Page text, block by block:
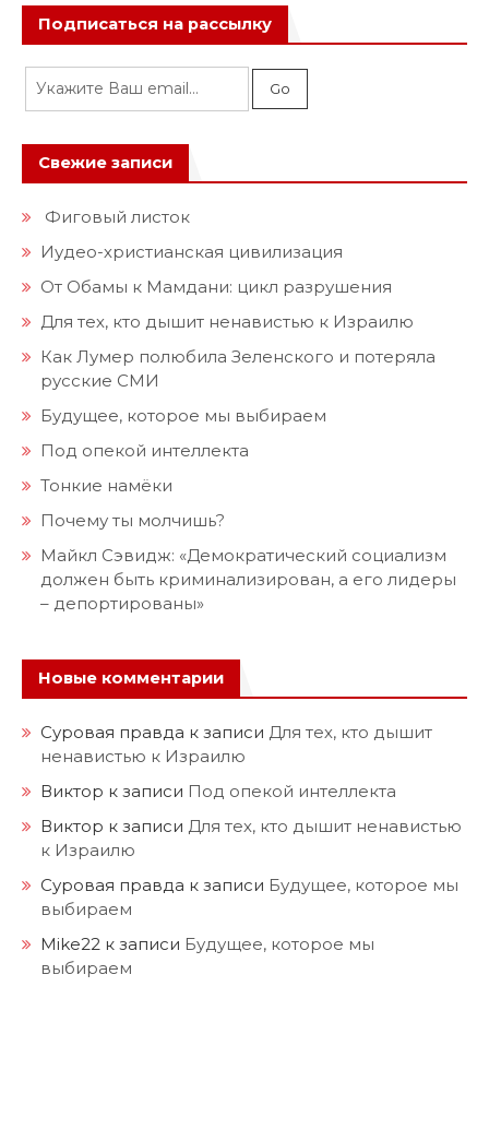
Подписаться на рассылку
Свежие записи
Фиговый листок
Иудео-христианская цивилизация
От Обамы к Мамдани: цикл разрушения
Для тех, кто дышит ненавистью к Израилю
Как Лумер полюбила Зеленского и потеряла
русские СМИ
Будущее, которое мы выбираем
Под опекой интеллекта
Тонкие намёки
Почему ты молчишь?
Майкл Сэвидж: «Демократический социализм
должен быть криминализирован, а его лидеры
– депортированы»
Новые комментарии
Суровая правда к записи Для тех, кто дышит
ненавистью к Израилю
Виктор к записи Под опекой интеллекта
Виктор к записи Для тех, кто дышит ненавистью
к Израилю
Суровая правда к записи Будущее, которое мы
выбираем
Mike22 к записи Будущее, которое мы
выбираем